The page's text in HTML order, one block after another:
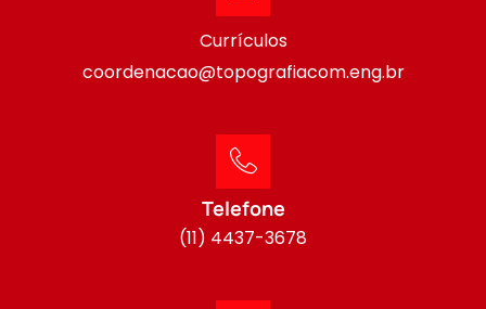
Currículos
coordenacao@topografiacom.eng.br
Telefone
(11) 4437-3678